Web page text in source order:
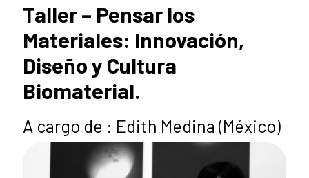
Taller – Pensar los
Materiales: Innovación,
Diseño y Cultura
Biomaterial.
A cargo de : Edith Medina (México)